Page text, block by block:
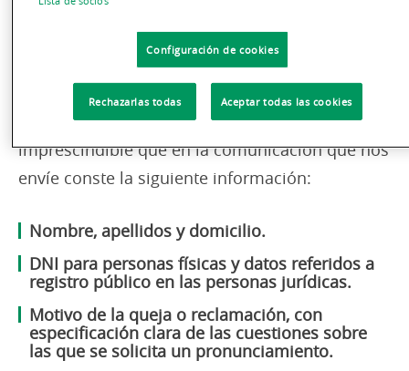
virtud del compromiso adoptado para la
protección de los intereses del cliente.
Con el fin de agilizar al máximo la resolución de
las posibles incidencias o reclamaciones, es
imprescindible que en la comunicación que nos
envíe conste la siguiente información:
Nombre, apellidos y domicilio.
DNI para personas físicas y datos referidos a
registro público en las personas jurídicas.
Motivo de la queja o reclamación, con
especificación clara de las cuestiones sobre
las que se solicita un pronunciamiento.
Configuración de cookies
Rechazarlas todas Aceptar todas las cookies